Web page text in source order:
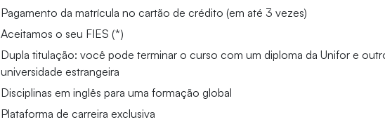
Pagamento da matrícula no cartão de crédito (em até 3 vezes)
Aceitamos o seu FIES (*)
Dupla titulação: você pode terminar o curso com um diploma da Unifor e
universidade estrangeira
Disciplinas em inglês para uma formação global
Plataforma de carreira exclusiva